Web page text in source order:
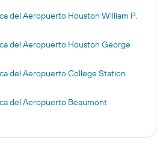
del Aeropuerto Houston William P.
del Aeropuerto Houston George
del Aeropuerto College Station
del Aeropuerto Beaumont